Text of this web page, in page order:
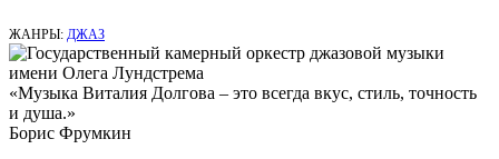
ЖАНРЫ: ДЖАЗ
«Музыка Виталия Долгова – это всегда вкус, стиль, точность
и душа.»
Борис Фрумкин